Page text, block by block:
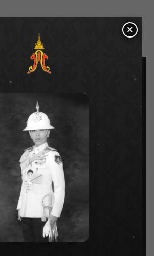
VARIETY
ENTERTAINMENT
ร่งเคลียร์ผักตบชวา-ติดตั้งเครื่องสูบน้ำ
×